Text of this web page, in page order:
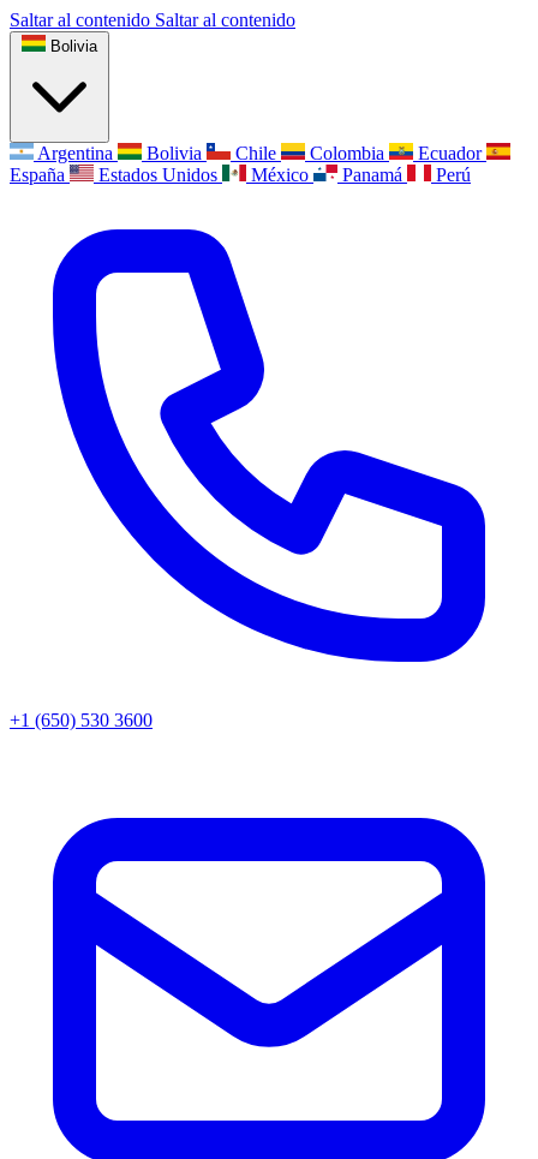
Saltar al contenido Saltar al contenido
Bolivia
Argentina Bolivia Chile Colombia
Ecuador
España
Estados Unidos México Panamá Perú
+1 (650) 530 3600